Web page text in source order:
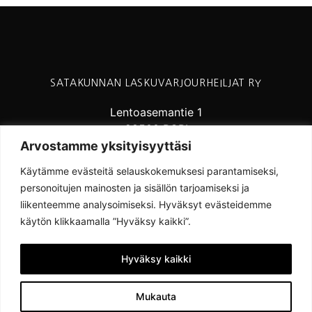
Arvostamme yksityisyyttäsi
Käytämme evästeitä selauskokemuksesi parantamiseksi,
personoitujen mainosten ja sisällön tarjoamiseksi ja
liikenteemme analysoimiseksi. Hyväksyt evästeidemme
käytön klikkaamalla ”Hyväksy kaikki”.
Mukauta
Hyväksy kaikki
SATAKUNNAN LASKUVARJOURHEILJAT RY
Lentoasemantie 1
28500 PORI
Sivujen toteutus ja hostaus